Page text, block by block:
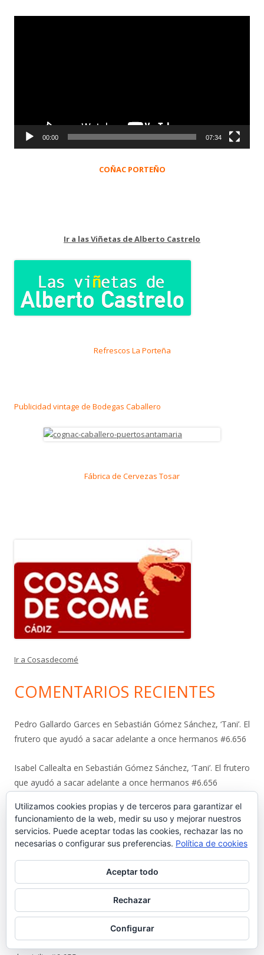
00:00 07:34
COÑAC PORTEÑO
Ir a las Viñetas de Alberto Castrelo
Refrescos La Porteña
Publicidad vintage de Bodegas Caballero
Fábrica de Cervezas Tosar
Ir a Cosasdecomé
COMENTARIOS RECIENTES
Pedro Gallardo Garces en Sebastián Gómez Sánchez, ‘Tani’. El
frutero que ayudó a sacar adelante a once hermanos #6.656
Isabel Callealta en Sebastián Gómez Sánchez, ‘Tani’. El frutero
que ayudó a sacar adelante a once hermanos #6.656
José Luis Lojo LozanoenSebastián Gómez Sánchez, ‘Tani’. El
frutero que ayudó a sacar adelante a once hermanos #6.656
La viñeta de Alberto Castrelo. Se
hacen fiestas a domicilio #6.655
FernandoenLa viñeta de Alberto Castrelo. Se hacen fiestas a
Utilizamos cookies propias y de terceros para garantizar el
funcionamiento de la web, medir su uso y mejorar nuestros
servicios. Puede aceptar todas las cookies, rechazar las no
necesarias o configurar sus preferencias. Política de cookies
Aceptar todo
Rechazar
Configurar